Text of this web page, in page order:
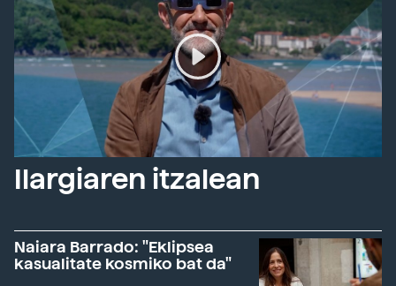
Ilargiaren itzalean
Naiara Barrado: "Eklipsea
kasualitate kosmiko bat da"